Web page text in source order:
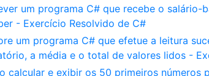
um programa C# que recebe o
- Exercício Resolvido de C#
um programa C# que efetue a leitura
a média e o total de valores lidos -
calcular e exibir os 50 primeiros números